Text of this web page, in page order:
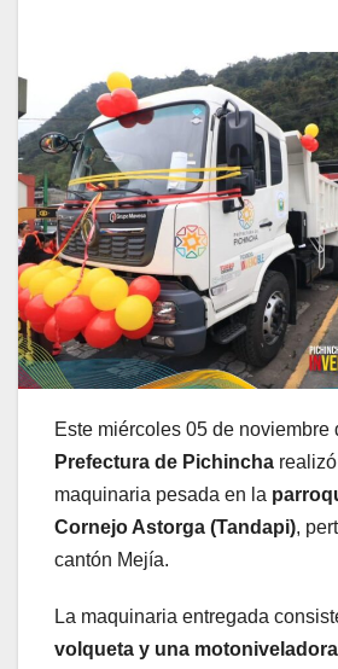
Este miércoles 05 de noviembre
Prefectura de Pichincha
maquinaria pesada en la
Cornejo Astorga (Tandapi),
cantón Mejía.
La maquinaria entregada
volqueta y una motoniveladora